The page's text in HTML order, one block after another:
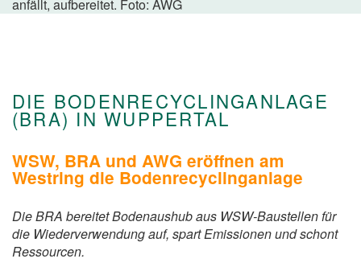
anfällt, aufbereitet. Foto: AWG
DIE BODENRECYCLINGANLAGE
(BRA) IN WUPPERTAL
WSW, BRA und AWG eröffnen am
Westring die Bodenrecyclinganlage
Die BRA bereitet Bodenaushub aus WSW-Baustellen für
die Wiederverwendung auf, spart Emissionen und schont
Ressourcen.